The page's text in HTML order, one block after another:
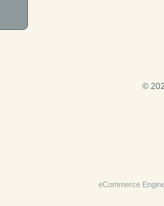
©
eCommerce